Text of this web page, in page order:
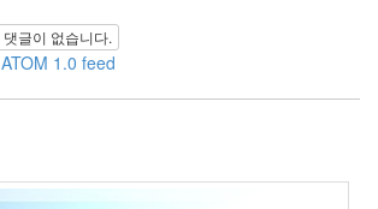
댓글이 없습니다.
ATOM 1.0 feed